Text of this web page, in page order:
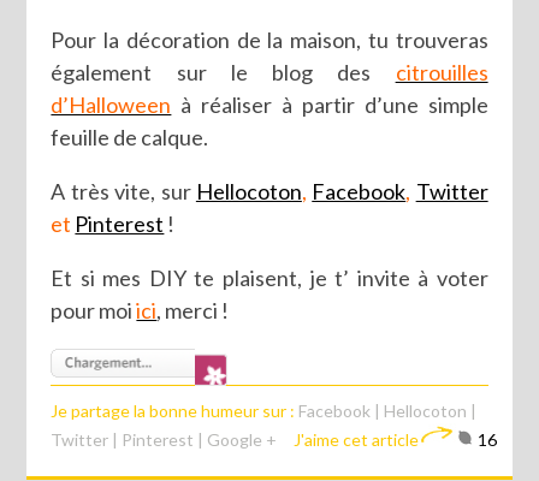
Pour la décoration de la maison, tu trouveras
également sur le blog des citrouilles
d’Halloween à réaliser à partir d’une simple
feuille de calque.
A très vite, sur Hellocoton, Facebook, Twitter
et Pinterest !
Et si mes DIY te plaisent, je t’ invite à voter
pour moiici, merci !
Je partage la bonne humeur sur : Facebook | Hellocoton |
Twitter | Pinterest | Google + J'aime cet article 16